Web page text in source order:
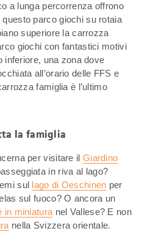
a lunga percorrenza offrono
parco giochi su rotaia
superiore la carrozza
giochi con fantastici motivi
inferiore, una zona dove
all’orario delle FFS e
famiglia è l’ultimo
la famiglia
per visitare il Giardino
in riva al lago?
sul lago di Oeschinen per
sul fuoco? O ancora un
in miniatura nel Vallese? E non
nella Svizzera orientale.